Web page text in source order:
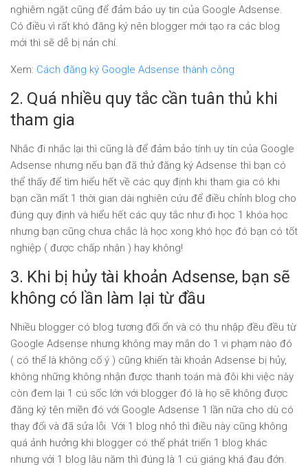
nghiêm ngặt cũng để đảm bảo uy tin của Google Adsense.
Có điều vì rất khó đăng ký nên blogger mới tạo ra các blog
mới thì sẽ dễ bị nản chí.
Xem: Cách đăng ký Google Adsense thành công
2. Quá nhiều quy tắc cần tuân thủ khi
tham gia
Nhắc đi nhắc lại thì cũng là để đảm bảo tính uy tín của Google
Adsense nhưng nếu bạn đã thử đăng ký Adsense thì bạn có
thể thấy để tìm hiểu hết về các quy định khi tham gia có khi
bạn cần mất 1 thời gian dài nghiên cứu để điều chỉnh blog cho
đúng quy định và hiểu hết các quy tắc như đi học 1 khóa học
nhưng bạn cũng chưa chắc là học xong khó học đó bạn có tốt
nghiệp ( được chấp nhận ) hay không!
3. Khi bị hủy tài khoản Adsense, bạn sẽ
không có lần làm lại từ đầu
Nhiều blogger có blog tương đối ổn và có thu nhập đều đều từ
Google Adsense nhưng không may mắn do 1 vi phạm nào đó
( có thể là không cố ý ) cũng khiến tài khoản Adsense bị hủy,
không những không nhận được thanh toán mà đôi khi việc này
còn đem lại 1 cú sốc lớn với blogger đó là họ sẽ không được
đăng ký tên miền đó với Google Adsense 1 lần nữa cho dù có
thay đổi và đã sửa lỗi. Với 1 blog nhỏ thì điều này cũng không
quá ảnh hưởng khi blogger có thể phát triển 1 blog khác
nhưng với 1 blog lâu năm thì đúng là 1 cú giáng khá đau đớn.